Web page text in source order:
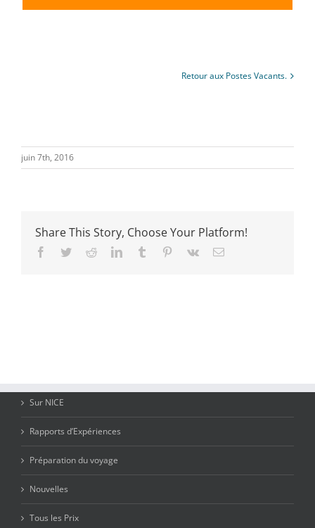
Retour aux Postes Vacants.
juin 7th, 2016
Share This Story, Choose Your Platform!
Facebook
TwitterRedditLinkedInTumblr Pinterest
Vk Email
Sur NICE
Rapports d’Expériences
Préparation du voyage
Nouvelles
Tous les Prix